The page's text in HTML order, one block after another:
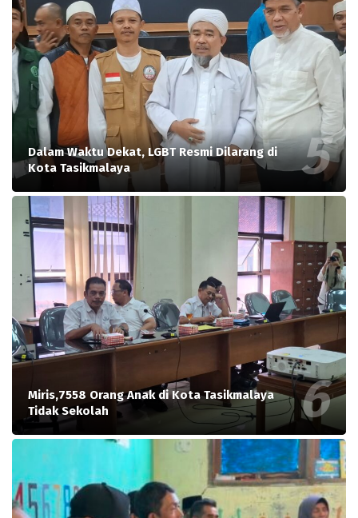
Dalam Waktu Dekat, LGBT Resmi Dilarang di
Kota Tasikmalaya
Miris,7558 Orang Anak di Kota Tasikmalaya
Tidak Sekolah